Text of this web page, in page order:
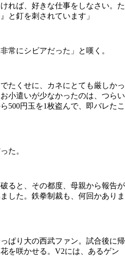
れば、好きな仕事をしなさい。た
と釘を刺されています」
常にシビアだった」と嘆く。
たくせに、カネにとても厳しかっ
小遣いが少なかったのは、つらい
500円玉を1枚盗んで、即バレたこ
た。
ると、その都度、母親から報告が
した。鉄拳制裁も、何回かありま
ぱり大の西武ファン。試合後に帰
を咲かせる。V2には、あるゲン